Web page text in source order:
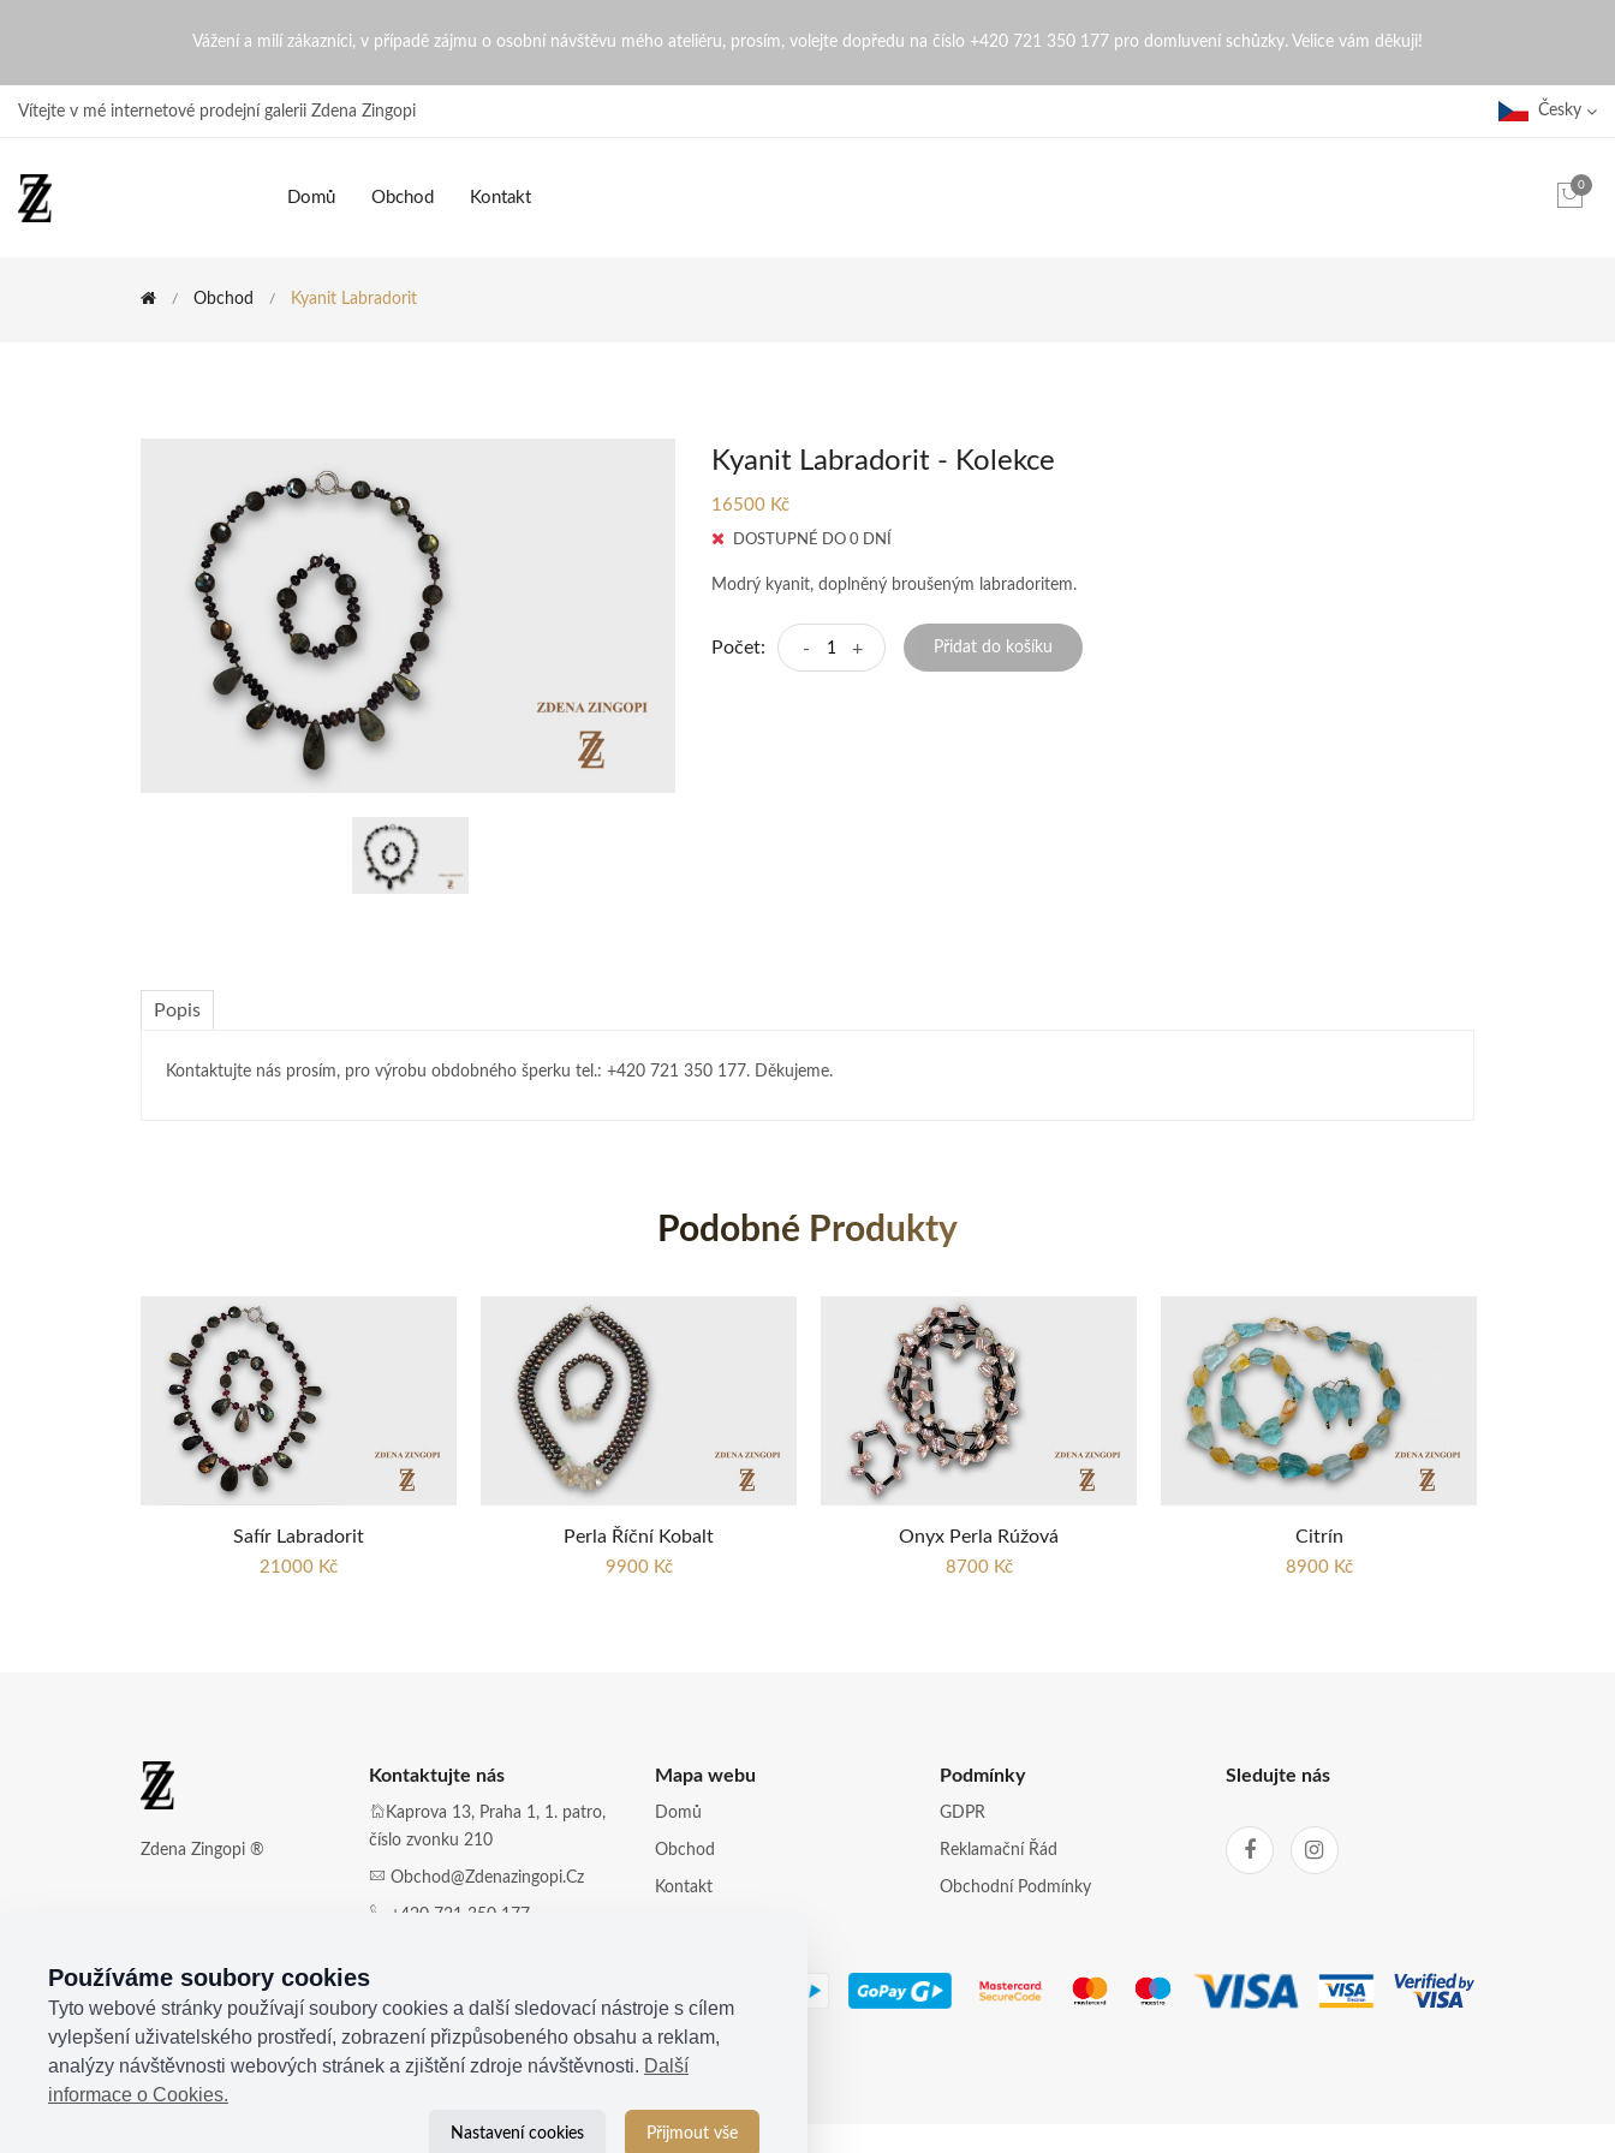
Kyanit Labradorit | ZdenaZingopi
Vážení a milí zákazníci, v případě zájmu o osobní návštěvu mého ateliéru, prosím, volejte dopředu na číslo +420 721 350 177 pro domluvení schůzky. Velice vám děkuji!
Vítejte v mé internetové prodejní galerii Zdena Zingopi Česky
Domů Obchod Kontakt
0
Obchod Kyanit Labradorit
Kyanit Labradorit - Kolekce
16500 Kč
DOSTUPNÉ DO 0 DNÍ
Modrý kyanit, doplněný broušeným labradoritem.
Počet: - + Přidat do košíku
Popis
Kontaktujte nás prosím, pro výrobu obdobného šperku tel.: +420 721 350 177. Děkujeme.
Podobné Produkty
Safír Labradorit
21000 Kč
Perla Říční Kobalt
9900 Kč
Onyx Perla Rúžová
8700 Kč
Citrín
8900 Kč
Zdena Zingopi ®
Kontaktujte nás
Kaprova 13, Praha 1, 1. patro,
číslo zvonku 210
Obchod@zdenazingopi.cz
+420 721 350 177
Mapa webu
Domů
Obchod
Kontakt
Podmínky
GDPR
Reklamační Řád
Obchodní Podmínky
Sledujte nás
Používáme soubory cookies
Tyto webové stránky používají soubory cookies a další sledovací nástroje s cílem
vylepšení uživatelského prostředí, zobrazení přizpůsobeného obsahu a reklam,
analýzy návštěvnosti webových stránek a zjištění zdroje návštěvnosti. Další
informace o Cookies.
Nastavení cookies Přijmout vše